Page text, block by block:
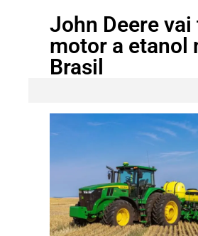
John Deere
motor a etanol
Brasil